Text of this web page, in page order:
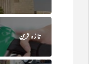
تازہ ترین